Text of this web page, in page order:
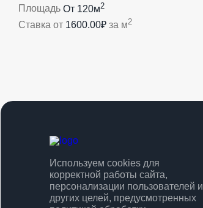
Площадь От 120м2
Ставка от 1600.00₽ за м2
Используем cookies для
корректной работы сайта,
персонализации пользователей и
других целей, предусмотренных